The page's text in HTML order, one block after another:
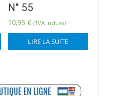
Ce
Les
N° 55
10,95 € (TVA incluse)
LIRE LA SUITE